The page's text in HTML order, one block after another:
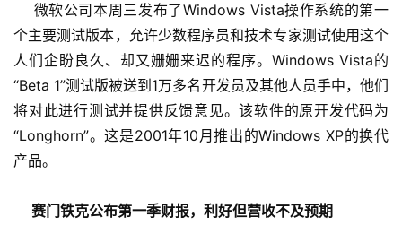
微软公司本周三发布了Windows Vista操作系统的第一
个主要测试版本，允许少数程序员和技术专家测试使用这个
人们企盼良久、却又姗姗来迟的程序。Windows Vista的
“Beta 1”测试版被送到1万多名开发员及其他人员手中，他们
将对此进行测试并提供反馈意见。该软件的原开发代码为
“Longhorn”。这是2001年10月推出的Windows XP的换代
产品。
赛门铁克公布第一季财报，利好但营收不及预期